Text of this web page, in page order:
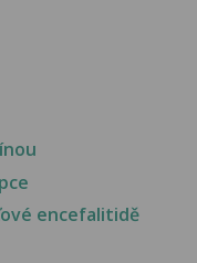
encefalitidě